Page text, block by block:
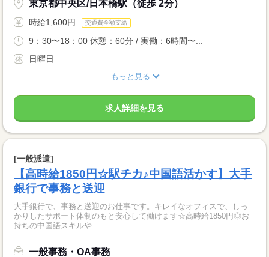
東京都中央区/日本橋駅（徒歩 2分）
時給1,600円 交通費全額支給
9：30〜18：00 休憩：60分 / 実働：6時間〜...
日曜日
もっと見る
求人詳細を見る
[一般派遣]
【高時給1850円☆駅チカ♪中国語活かす】大手
銀行で事務と送迎
大手銀行で、事務と送迎のお仕事です。キレイなオフィスで、しっ
かりしたサポート体制のもと安心して働けます☆高時給1850円◎お
持ちの中国語スキルや...
一般事務・OA事務